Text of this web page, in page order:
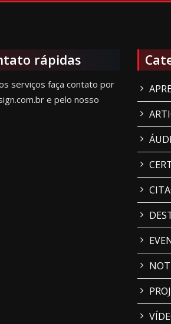
rápidas
serviços faça contato por
e pelo nosso